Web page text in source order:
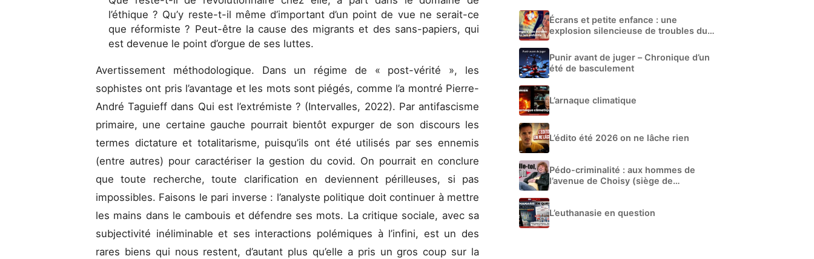
l’éthique ? Qu’y reste-t-il même d’important d’un point de vue ne serait-ce
que réformiste ? Peut-être la cause des migrants et des sans-papiers, qui
est devenue le point d’orgue de ses luttes.
Avertissement méthodologique. Dans un régime de « post-vérité », les
sophistes ont pris l’avantage et les mots sont piégés, comme l’a montré Pierre-
André Taguieff dans Qui est l’extrémiste ? (Intervalles, 2022). Par antifascisme
primaire, une certaine gauche pourrait bientôt expurger de son discours les
termes dictature et totalitarisme, puisqu’ils ont été utilisés par ses ennemis
(entre autres) pour caractériser la gestion du covid. On pourrait en conclure
que toute recherche, toute clarification en deviennent périlleuses, si pas
impossibles. Faisons le pari inverse : l’analyste politique doit continuer à mettre
les mains dans le cambouis et défendre ses mots. La critique sociale, avec sa
subjectivité inéliminable et ses interactions polémiques à l’infini, est un des
rares biens qui nous restent, d’autant plus qu’elle a pris un gros coup sur la
Écrans et petite enfance : une
explosion silencieuse de troubles du
Punir avant de juger – Chronique d’un
été de basculement
L’arnaque climatique
L’édito été 2026 on ne lâche rien
Pédo-criminalité : aux hommes de
l’avenue de Choisy (siège de
L’euthanasie en question